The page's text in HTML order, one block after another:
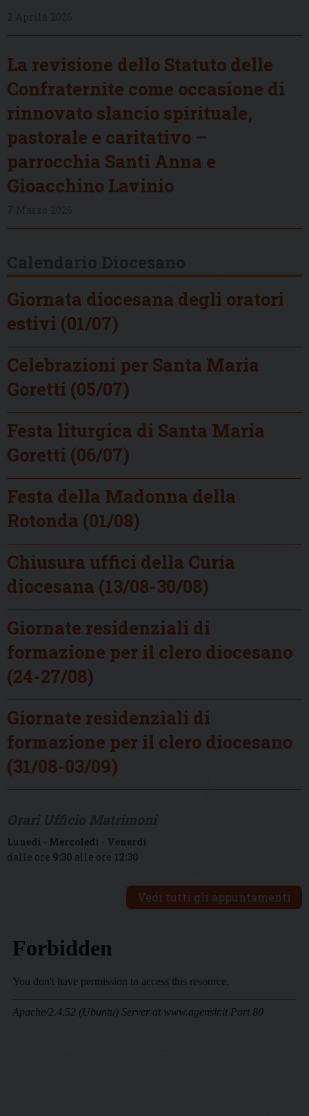
La revisione dello Statuto delle
Confraternite come occasione di
rinnovato slancio spirituale,
pastorale e caritativo –
parrocchia Santi Anna e
Gioacchino Lavinio
Giornata diocesana degli oratori
estivi (01/07)
Celebrazioni per Santa Maria
Goretti (05/07)
Festa liturgica di Santa Maria
Goretti (06/07)
Festa della Madonna della
Rotonda (01/08)
Chiusura uffici della Curia
diocesana (13/08-30/08)
Giornate residenziali di
formazione per il clero diocesano
(24-27/08)
Giornate residenziali di
formazione per il clero diocesano
(31/08-03/09)
Lunedì - Mercoledì - Venerdì
dalle ore 9:30 alle ore 12:30
Vedi tutti gli appuntamenti